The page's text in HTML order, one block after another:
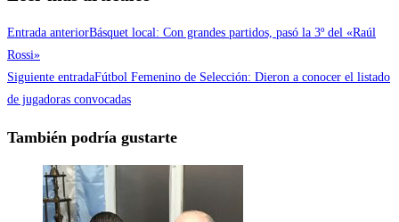
Entrada anteriorBásquet local: Con grandes partidos, pasó la 3º del «Raúl
Rossi»
Siguiente entradaFútbol Femenino de Selección: Dieron a conocer el listado
de jugadoras convocadas
También podría gustarte